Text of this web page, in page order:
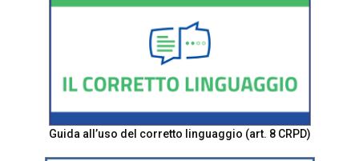
Guida all’uso del corretto linguaggio (art. 8 CRPD)